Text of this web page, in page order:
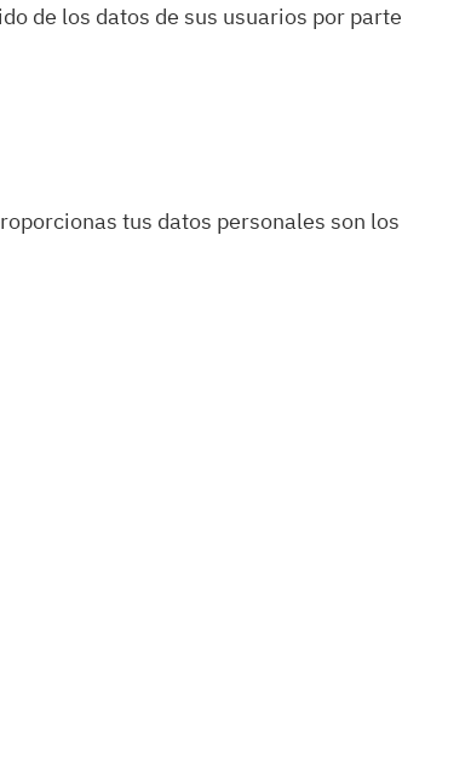
de los datos de sus usuarios por parte
tus datos personales son los